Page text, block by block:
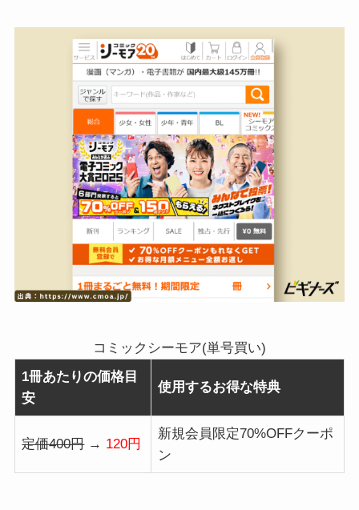
コミックシーモア(単号買い)
1冊あたりの価格目
安
使用するお得な特典
定価400円→ 120円
新規会員限定70%OFFクーポ
ン